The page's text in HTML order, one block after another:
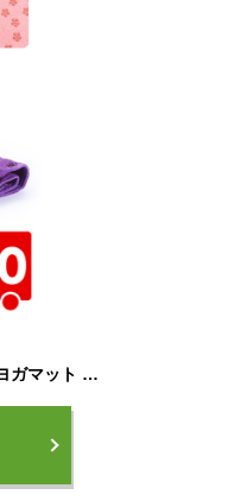
収納ケース付き ヨガタオル ホットヨガ 滑り止め ヨガマット ヨガラグ ストレッチ ピラティス マット 洗える 軽量 吸水 速乾